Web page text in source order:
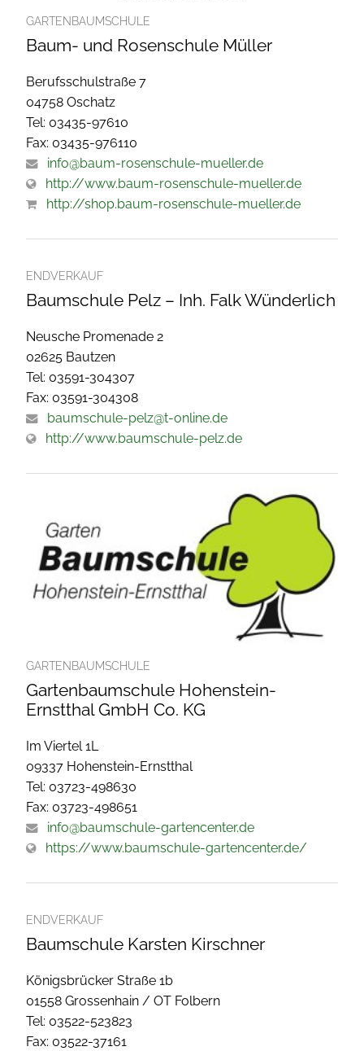
GARTENBAUMSCHULE
Baum- und Rosenschule Müller
Berufsschulstraße 7
04758 Oschatz
Tel: 03435-97610
Fax: 03435-976110
info@baum-rosenschule-mueller.de
http://www.baum-rosenschule-mueller.de
http://shop.baum-rosenschule-mueller.de
ENDVERKAUF
Baumschule Pelz – Inh. Falk Wünderlich
Neusche Promenade 2
02625 Bautzen
Tel: 03591-304307
Fax: 03591-304308
baumschule-pelz@t-online.de
http://www.baumschule-pelz.de
GARTENBAUMSCHULE
Gartenbaumschule Hohenstein-
Ernstthal GmbH Co. KG
Im Viertel 1L
09337 Hohenstein-Ernstthal
Tel: 03723-498630
Fax: 03723-498651
info@baumschule-gartencenter.de
https://www.baumschule-gartencenter.de/
ENDVERKAUF
Baumschule Karsten Kirschner
Königsbrücker Straße 1b
01558 Grossenhain / OT Folbern
Tel: 03522-523823
Fax: 03522-37161